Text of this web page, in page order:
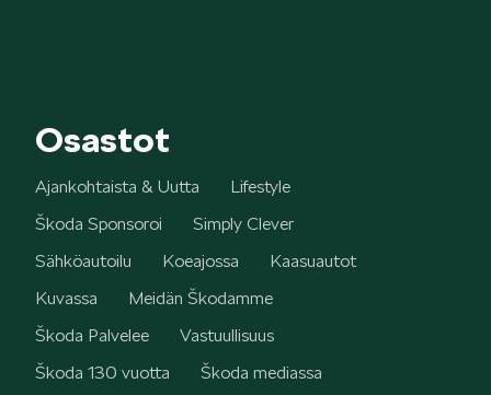
Osastot
Ajankohtaista & Uutta
Lifestyle
Škoda Sponsoroi
Simply Clever
Sähköautoilu
Koeajossa
Kaasuautot
Kuvassa
Meidän Škodamme
Škoda Palvelee
Vastuullisuus
Škoda 130 vuotta
Škoda mediassa